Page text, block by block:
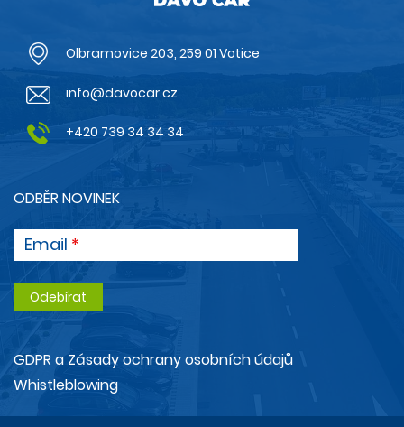
Olbramovice 203, 259 01 Votice
info@davocar.cz
+420 739 34 34 34
ODBĚR NOVINEK
Email
GDPR a Zásady ochrany osobních údajů
Whistleblowing